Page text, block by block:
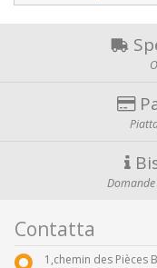
Domande
Contatta
1,chemin des Pièces